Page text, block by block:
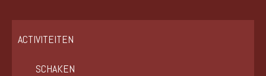
ACTIVITEITEN
SCHAKEN